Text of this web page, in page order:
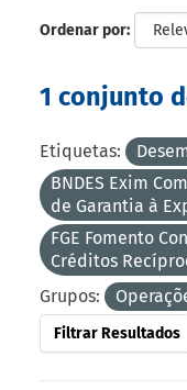
Ordenar por
1 conjunto
Etiquetas:
BNDES Exim
de Garantia à
FGE Fomento
Créditos
Grupos:
Filtrar Resultados